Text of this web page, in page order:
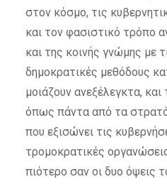
στον κόσμο, τις
και τον φασιστικό τρόπο
και της κοινής γνώμης με
δημοκρατικές μεθόδους
μοιάζουν ανεξέλεγκτα,
όπως πάντα από τα
που εξισώνει τις
τρομοκρατικές
πιότερο σαν οι δυο όψεις